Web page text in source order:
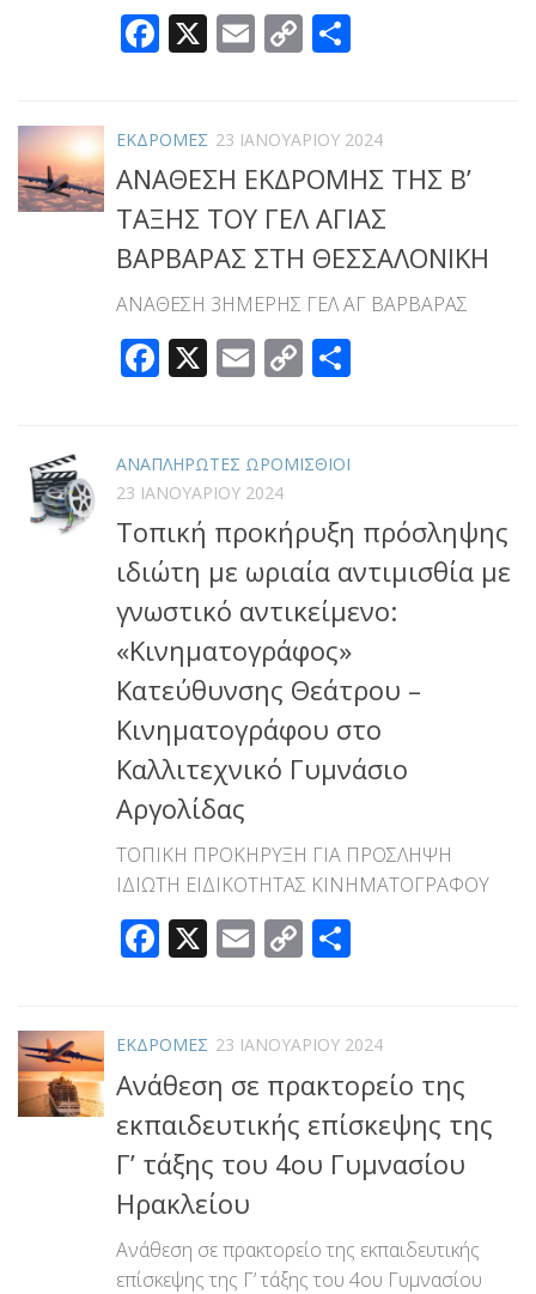
Facebook
X Email
Copy
ΕΚΔΡΟΜΕΣ 23 ΙΑΝΟΥΑΡΊΟΥ 2024
ΑΝΑΘΕΣΗ ΕΚΔΡΟΜΗΣ ΤΗΣ Β’
ΤΑΞΗΣ ΤΟΥ ΓΕΛ ΑΓΙΑΣ
ΒΑΡΒΑΡΑΣ ΣΤΗ ΘΕΣΣΑΛΟΝΙΚΗ
ΑΝΑΘΕΣΗ 3ΗΜΕΡΗΣ ΓΕΛ ΑΓ ΒΑΡΒΑΡΑΣ
Facebook
X Email
Copy
ΑΝΑΠΛΗΡΩΤΕΣ ΩΡΟΜΙΣΘΙΟΙ
23 ΙΑΝΟΥΑΡΊΟΥ 2024
Τοπική προκήρυξη πρόσληψης
ιδιώτη με ωριαία αντιμισθία με
γνωστικό αντικείμενο:
«Κινηματογράφος»
Κατεύθυνσης Θεάτρου –
Κινηματογράφου στο
Καλλιτεχνικό Γυμνάσιο
Αργολίδας
ΤΟΠΙΚΗ ΠΡΟΚΗΡΥΞΗ ΓΙΑ ΠΡΟΣΛΗΨΗ
ΙΔΙΩΤΗ ΕΙΔΙΚΟΤΗΤΑΣ ΚΙΝΗΜΑΤΟΓΡΑΦΟΥ
Facebook
X Email
Copy
ΕΚΔΡΟΜΕΣ 23 ΙΑΝΟΥΑΡΊΟΥ 2024
Ανάθεση σε πρακτορείο της
εκπαιδευτικής επίσκεψης της
Γ’ τάξης του 4ου Γυμνασίου
Ηρακλείου
Ανάθεση σε πρακτορείο της εκπαιδευτικής
επίσκεψης της Γ’ τάξης του 4ου Γυμνασίου